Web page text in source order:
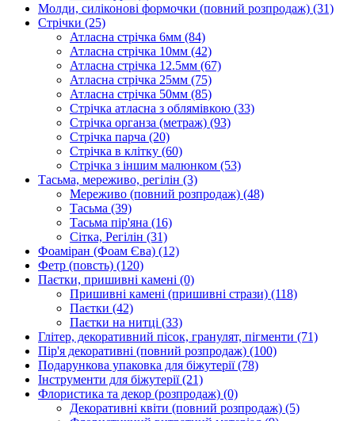
Молди, силіконові формочки (повний розпродаж) (31)
Стрічки (25)
Атласна стрічка 6мм (84)
Атласна стрічка 10мм (42)
Атласна стрічка 12.5мм (67)
Атласна стрічка 25мм (75)
Атласна стрічка 50мм (85)
Стрічка атласна з облямівкою (33)
Стрічка органза (метраж) (93)
Стрічка парча (20)
Стрічка в клітку (60)
Стрічка з іншим малюнком (53)
Тасьма, мереживо, регілін (3)
Мереживо (повний розпродаж) (48)
Тасьма (39)
Тасьма пір'яна (16)
Сітка, Регілін (31)
Фоаміран (Фоам Єва) (12)
Фетр (повсть) (120)
Паєтки, пришивні камені (0)
Пришивні камені (пришивні стрази) (118)
Паєтки (42)
Паєтки на нитці (33)
Глітер, декоративний пісок, гранулят, пігменти (71)
Пір'я декоративні (повний розпродаж) (100)
Подарункова упаковка для біжутерії(78)
Інструменти для біжутерії(21)
Флористика та декор (розпродаж) (0)
Декоративні квіти (повний розпродаж) (5)